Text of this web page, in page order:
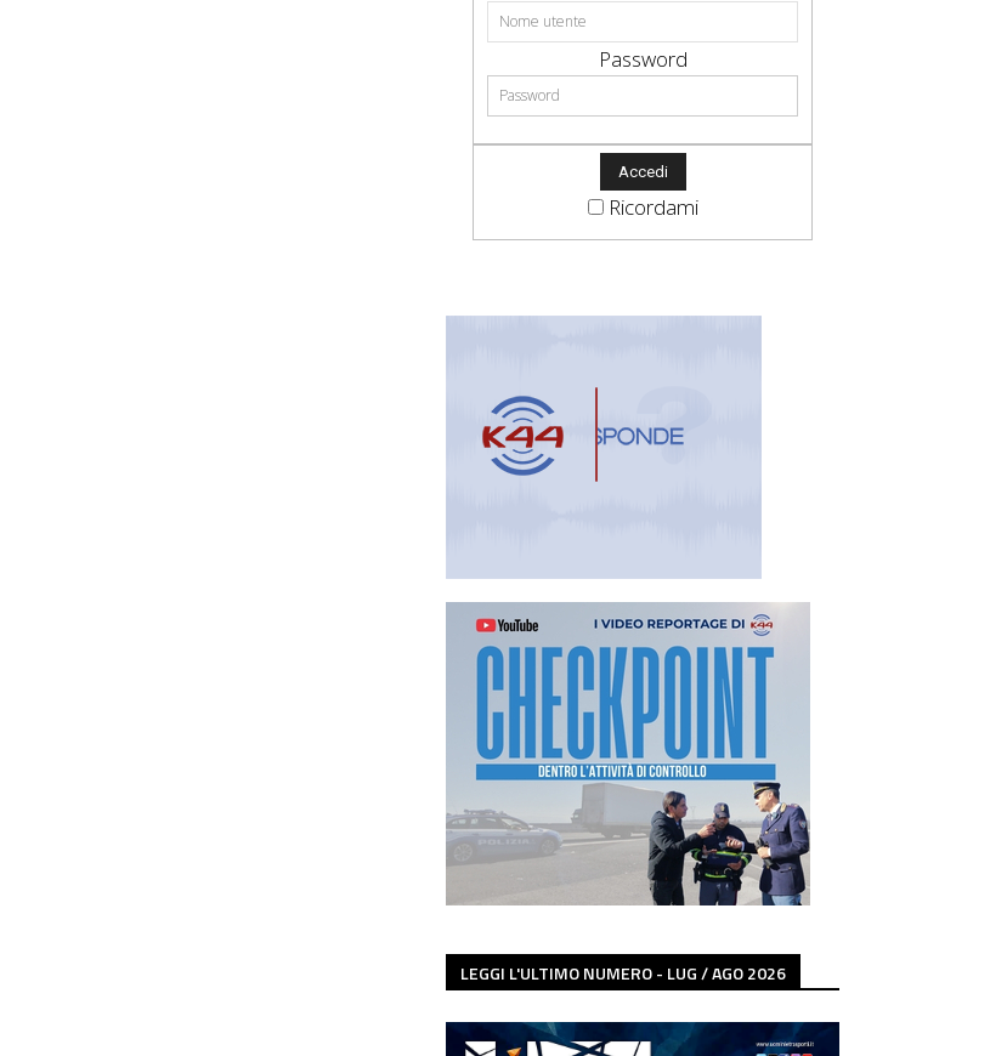
Password
Ricordami
LEGGI L'ULTIMO NUMERO - LUG / AGO 2026